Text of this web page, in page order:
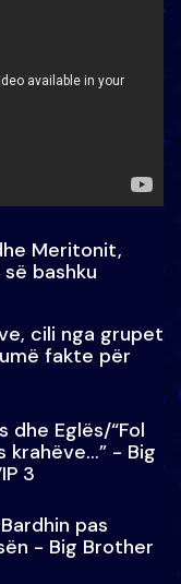
Meritonit,
bashku
cili nga grupet
fakte për
dhe Eglës/“Fol
krahëve…” - Big
3
pas
- Big Brother